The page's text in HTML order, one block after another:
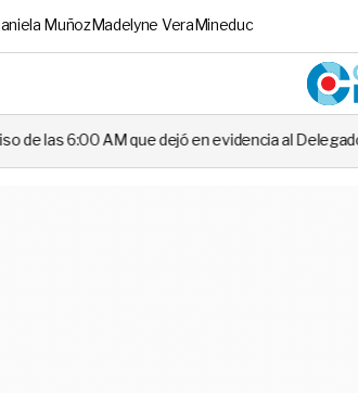
MuñozMadelyne VeraMineduc
en evidencia al Delegado Escándalo en el